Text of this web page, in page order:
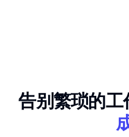
告别繁琐的工